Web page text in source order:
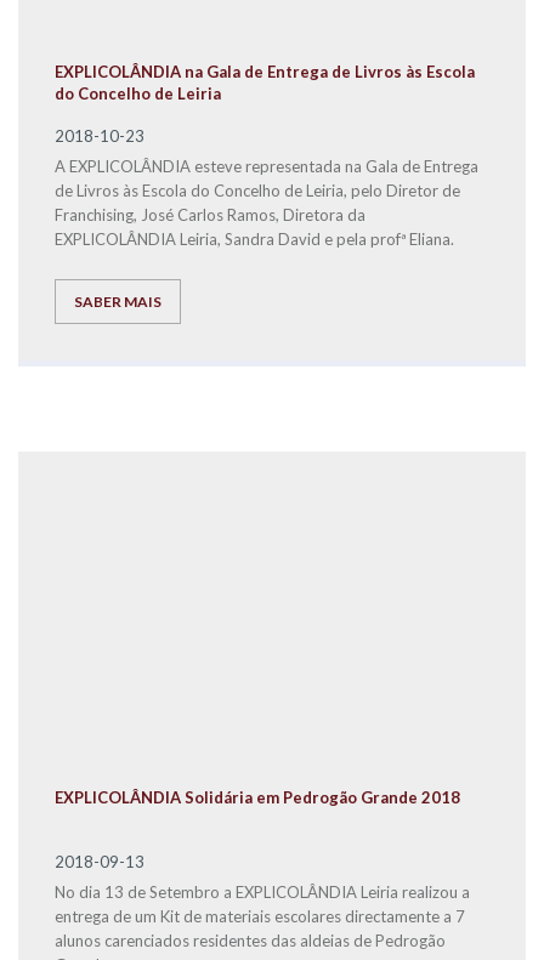
EXPLICOLÂNDIA na Gala de Entrega de Livros às Escola
do Concelho de Leiria
2018-10-23
A EXPLICOLÂNDIA esteve representada na Gala de Entrega
de Livros às Escola do Concelho de Leiria, pelo Diretor de
Franchising, José Carlos Ramos, Diretora da
EXPLICOLÂNDIA Leiria, Sandra David e pela profª Eliana.
SABER MAIS
EXPLICOLÂNDIA Solidária em Pedrogão Grande 2018
2018-09-13
No dia 13 de Setembro a EXPLICOLÂNDIA Leiria realizou a
entrega de um Kit de materiais escolares directamente a 7
alunos carenciados residentes das aldeias de Pedrogão